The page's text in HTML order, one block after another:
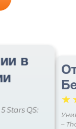
в
Stars QS:
☆
–